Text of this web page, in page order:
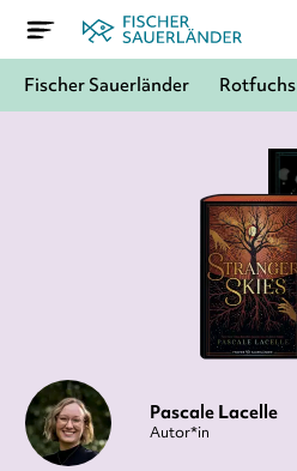
Fischer Sauerländer Rotfuchs
Pascale Lacelle
Autor*in